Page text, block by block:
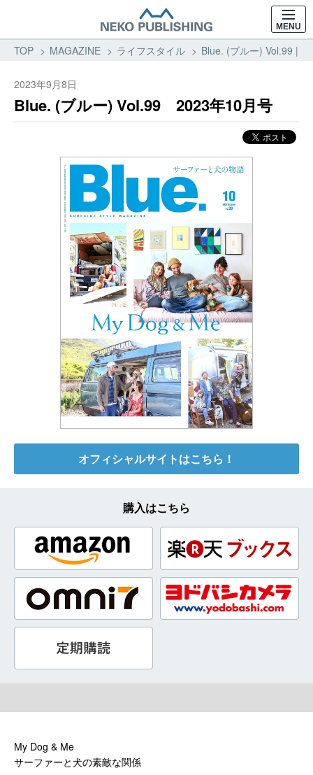
MENU
TOP MAGAZINE ライフスタイル Blue. (ブルー) Vol.99 |
2023年9月8日
Blue. (ブルー) Vol.99 2023年10月号
オフィシャルサイトはこちら！
購入はこちら
My Dog & Me
サーファーと犬の素敵な関係